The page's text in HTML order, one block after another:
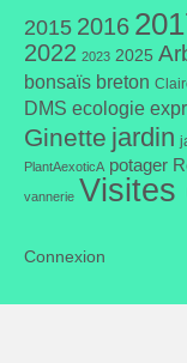
2015 2016
2022 2023 2025
bonsaïs breton
DMS ecologie
Ginette jardin
PlantAexoticA potager
vannerie Visites
Connexion